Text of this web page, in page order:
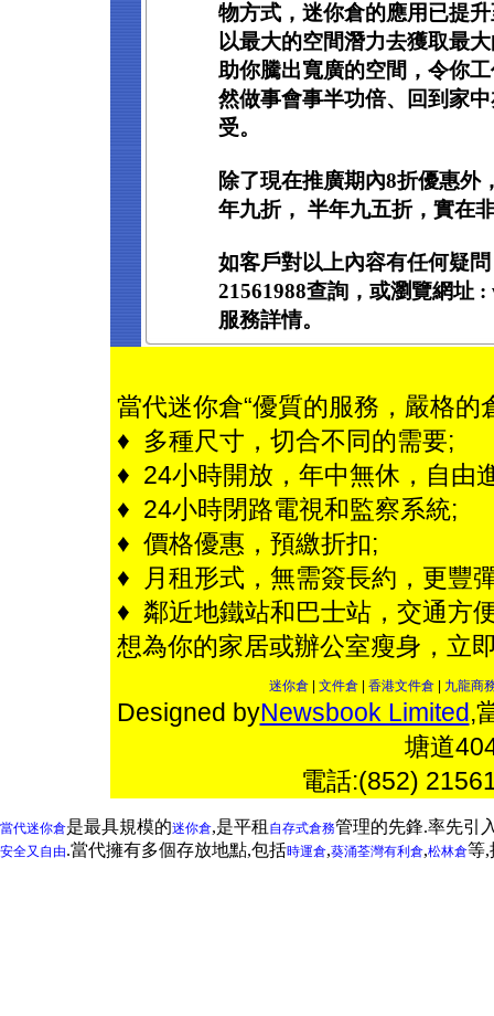
物方式，迷你倉的應用已提
以最大的空間潛力去獲取最
助你騰出寬廣的空間，令你
然做事會事半功倍、回到家
受。
除了現在推廣期內8折優惠外
年九折， 半年九五折，實在
如客戶對以上內容有任何疑
21561988查詢，或瀏覽網址
服務詳情。
當代迷你倉“優質的服務，嚴格
♦ 多種尺寸，切合不同的需要;
♦ 24小時開放，年中無休，自由
♦ 24小時閉路電視和監察系統;
♦ 價格優惠，預繳折扣;
♦ 月租形式，無需簽長約，更豐
♦ 鄰近地鐵站和巴士站，交通方
想為你的家居或辦公室瘦身，立
迷你倉 文件倉 香港文件倉 九龍商
Designed byNewsbook Limited,
塘道
電話:(852)
當代迷你倉是最具規模的迷你倉,是平租 自存式倉務管理的先鋒.率先引
安全又自由.當代擁有多個存放地點,包括時運倉,葵涌荃灣有利倉,松林倉等,